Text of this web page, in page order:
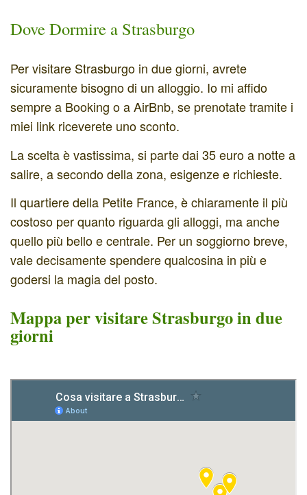
Dove Dormire a Strasburgo
Per visitare Strasburgo in due giorni, avrete
sicuramente bisogno di un alloggio. Io mi affido
sempre a Booking o a AirBnb, se prenotate tramite i
miei link riceverete uno sconto.
La scelta è vastissima, si parte dai 35 euro a notte a
salire, a secondo della zona, esigenze e richieste.
Il quartiere della Petite France, è chiaramente il più
costoso per quanto riguarda gli alloggi, ma anche
quello più bello e centrale. Per un soggiorno breve,
vale decisamente spendere qualcosina in più e
godersi la magia del posto.
Mappa per visitare Strasburgo in due
giorni